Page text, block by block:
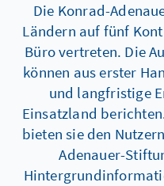
Die Konrad-
Ländern auf fünf
Büro vertreten. Die
können aus erster
und langfristige
Einsatzland
bieten sie den
Adenauer-